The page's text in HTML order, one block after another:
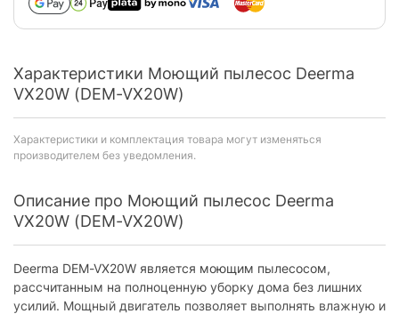
Характеристики Моющий пылесос Deerma
VX20W (DEM-VX20W)
Характеристики и комплектация товара могут изменяться
производителем без уведомления.
Описание про Моющий пылесос Deerma
VX20W (DEM-VX20W)
Deerma DEM-VX20W является моющим пылесосом,
рассчитанным на полноценную уборку дома без лишних
усилий. Мощный двигатель позволяет выполнять влажную и